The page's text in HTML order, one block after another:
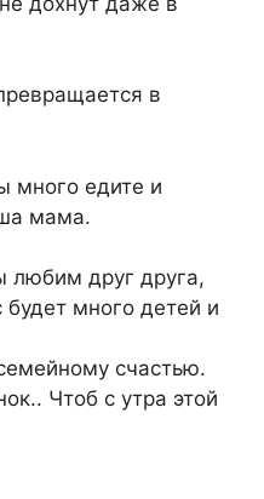
в
много едите и
мама.
друг друга,
много детей и
счастью.
Чтоб с утра этой